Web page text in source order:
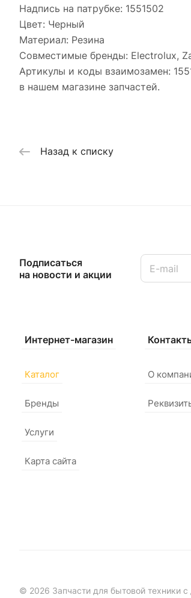
Надпись на патрубке: 1551502
Цвет: Черный
Материал: Резина
Совместимые бренды: Electrolux,
Артикулы и коды взаимозамен:
в нашем магазине запчастей.
Назад к списку
Подписаться
на новости и акции
Интернет-магазин
Каталог
Бренды
Услуги
Карта сайта
О
© 2026 Запчасти для бытовой техники с